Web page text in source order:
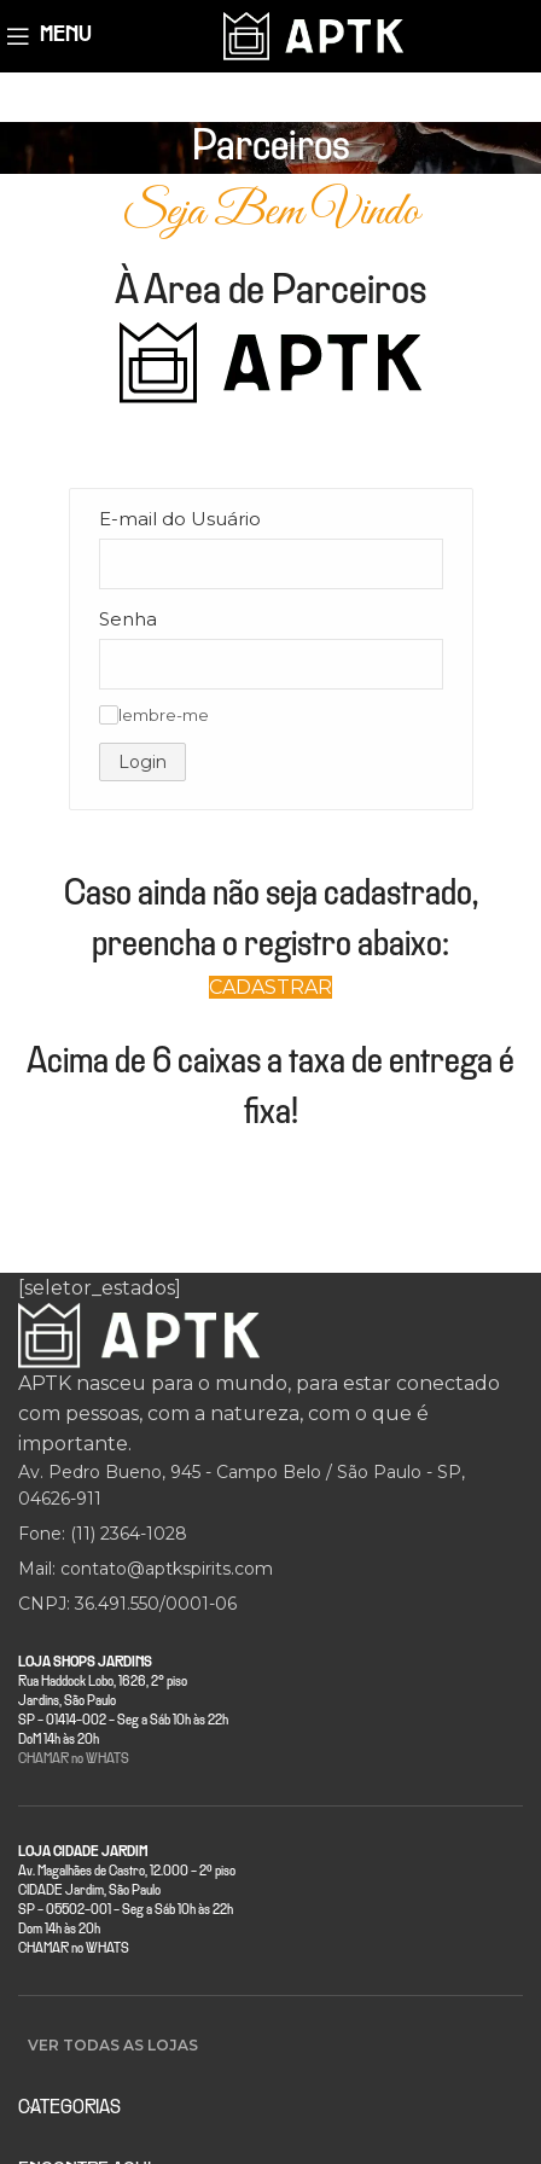
MENU
Parceiros
Seja Bem Vindo
À Area de Parceiros
E-mail do Usuário
Senha
lembre-me
Login
Caso ainda não seja cadastrado,
preencha o registro abaixo:
CADASTRAR
Acima de 6 caixas a taxa de entrega é
fixa!
[seletor_estados]
APTK nasceu para o mundo, para estar conectado
com pessoas, com a natureza, com o que é
importante.
Av. Pedro Bueno, 945 - Campo Belo / São Paulo - SP,
04626-911
Fone: (11) 2364-1028
Mail: contato@aptkspirits.com
CNPJ: 36.491.550/0001-06
LOJA SHOPS JARDINS
Rua Haddock Lobo, 1626, 2° piso
Jardins, São Paulo
SP - 01414-002 - Seg a Sáb 10h às 22h
DoM 14h às 20h
CHAMAR no WHATS
LOJA CIDADE JARDIM
Av. Magalhães de Castro, 12.000 - 2º piso
CIDADE Jardim, São Paulo
SP - 05502-001 - Seg a Sáb 10h às 22h
Dom 14h às 20h
CHAMAR no WHATS
VER TODAS AS LOJAS
CATEGORIAS